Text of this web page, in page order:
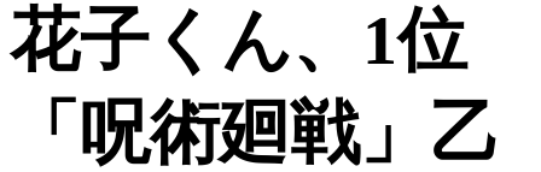
花子くん、1位
「呪術廻戦」乙